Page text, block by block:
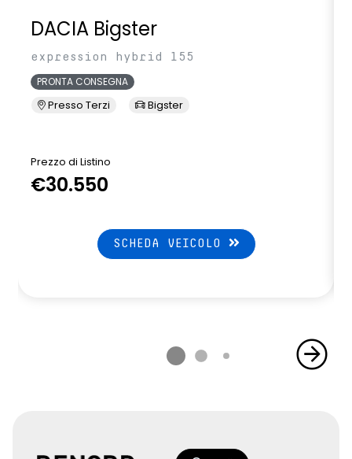
DACIA Bigster
expression hybrid 155
PRONTA CONSEGNA
Presso Terzi Bigster
Prezzo di Listino
€30.550
SCHEDA VEICOLO